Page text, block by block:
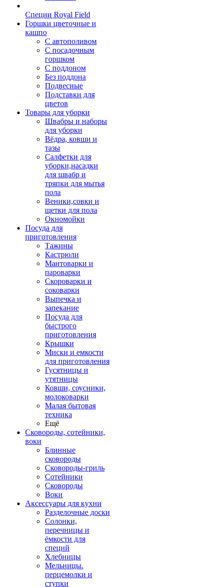
Специи Royal Field
Горшки цветочные и
кашпо
С автополивом
С посадочным
горшком
С поддоном
Без поддона
Подвесные
Подставки для
цветов
Товары для уборки
Швабры и наборы
для уборки
Вёдра, ковши и
тазы
Салфетки для
уборки,насадки
для швабр и
тряпки для мытья
пола
Веники,совки и
щетки для пола
Окномойки
Посуда для
приготовления
Тажины
Кастрюли
Мантоварки и
пароварки
Скороварки и
соковарки
Выпечка и
запекание
Посуда для
быстрого
приготовления
Крышки
Миски и емкости
для приготовления
Гусятницы и
утятницы
Ковши, соусники,
молоковарки
Малая бытовая
техника
Ещё
Сковороды, сотейники,
воки
Блинные
сковороды
Сковороды-гриль
Сотейники
Сковороды
Воки
Аксессуары для кухни
Разделочные доски
Солонки,
перечницы и
ёмкости для
специй
Хлебницы
Мельницы.
перцемолки и
ступки